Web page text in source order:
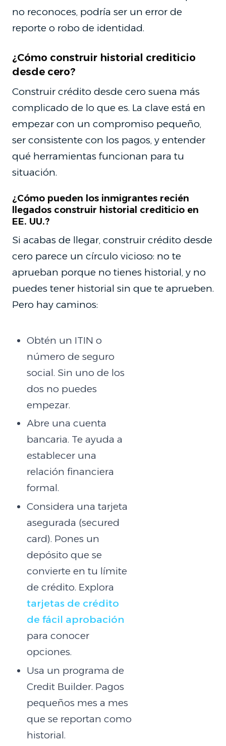
no reconoces, podría ser un error de
reporte o robo de identidad.
¿Cómo construir historial crediticio
desde cero?
Construir crédito desde cero suena más
complicado de lo que es. La clave está en
empezar con un compromiso pequeño,
ser consistente con los pagos, y entender
qué herramientas funcionan para tu
situación.
¿Cómo pueden los inmigrantes recién
llegados construir historial crediticio en
EE. UU.?
Si acabas de llegar, construir crédito desde
cero parece un círculo vicioso: no te
aprueban porque no tienes historial, y no
puedes tener historial sin que te aprueben.
Pero hay caminos:
Obtén un ITIN o
número de seguro
social. Sin uno de los
dos no puedes
empezar.
Abre una cuenta
bancaria. Te ayuda a
establecer una
relación financiera
formal.
Considera una tarjeta
asegurada (secured
card). Pones un
depósito que se
convierte en tu límite
de crédito. Explora
tarjetas de crédito
de fácil aprobación
para conocer
opciones.
Usa un programa de
Credit Builder. Pagos
pequeños mes a mes
que se reportan como
historial.